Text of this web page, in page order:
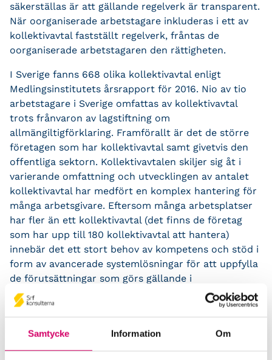
Samtycke Information Om
säkerställas är att gällande regelverk är transparent.
När oorganiserade arbetstagare inkluderas i ett av
kollektivavtal fastställt regelverk, fråntas de
oorganiserade arbetstagaren den rättigheten.
I Sverige fanns 668 olika kollektivavtal enligt
Medlingsinstitutets årsrapport för 2016. Nio av tio
arbetstagare i Sverige omfattas av kollektivavtal
trots frånvaron av lagstiftning om
allmängiltigförklaring. Framförallt är det de större
företagen som har kollektivavtal samt givetvis den
offentliga sektorn. Kollektivavtalen skiljer sig åt i
varierande omfattning och utvecklingen av antalet
kollektivavtal har medfört en komplex hantering för
många arbetsgivare. Eftersom många arbetsplatser
har fler än ett kollektivavtal (det finns de företag
som har upp till 180 kollektivavtal att hantera)
innebär det ett stort behov av kompetens och stöd i
form av avancerade systemlösningar för att uppfylla
de förutsättningar som görs gällande i
kollektivavtalen. Framförallt blir det betungande för
de mindre företagen som mer sällan har tecknat
reglera personuppgiftsbehandlingen för arbetsgivare
finns en överhängande risk att en arbetsgivare måste